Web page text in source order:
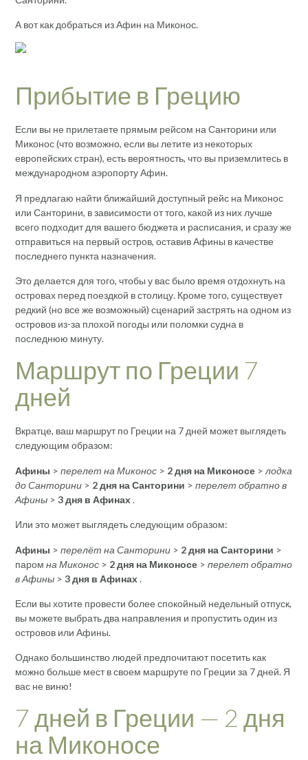
А вот как добраться из Афин на Миконос.
Прибытие в Грецию
Если вы не прилетаете прямым рейсом на Санторини или
Миконос (что возможно, если вы летите из некоторых
европейских стран), есть вероятность, что вы приземлитесь в
международном аэропорту Афин.
Я предлагаю найти ближайший доступный рейс на Миконос
или Санторини, в зависимости от того, какой из них лучше
всего подходит для вашего бюджета и расписания, и сразу же
отправиться на первый остров, оставив Афины в качестве
последнего пункта назначения.
Это делается для того, чтобы у вас было время отдохнуть на
островах перед поездкой в столицу. Кроме того, существует
редкий (но все же возможный) сценарий застрять на одном из
островов из-за плохой погоды или поломки судна в
последнюю минуту.
Маршрут по Греции 7
дней
Вкратце, ваш маршрут по Греции на 7 дней может выглядеть
следующим образом:
Афины > перелет на Миконос > 2 дня на Миконосе > лодка
до Санторини > 2 дня на Санторини > перелет обратно в
Афины > 3 дня в Афинах.
Или это может выглядеть следующим образом:
Афины > перелёт на Санторини > 2 дня на Санторини >
паром на Миконос > 2 дня на Миконосе > перелет обратно
в Афины > 3 дня в Афинах.
Если вы хотите провести более спокойный недельный отпуск,
вы можете выбрать два направления и пропустить один из
островов или Афины.
Однако большинство людей предпочитают посетить как
можно больше мест в своем маршруте по Греции за 7 дней. Я
вас не виню!
7 дней в Греции — 2 дня
на Миконосе